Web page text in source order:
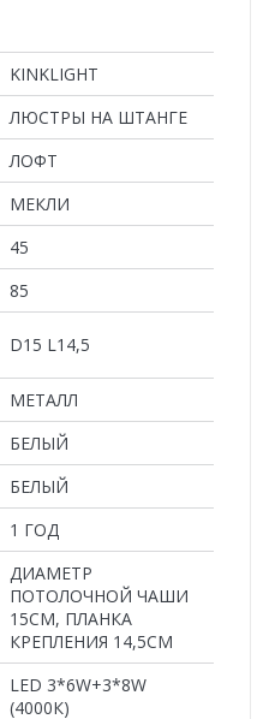
KINKLIGHT
ЛЮСТРЫ НА ШТАНГЕ
ЛОФТ
МЕКЛИ
45
85
D15 L14,5
МЕТАЛЛ
БЕЛЫЙ
БЕЛЫЙ
1 ГОД
ДИАМЕТР
ПОТОЛОЧНОЙ ЧАШИ
15СМ, ПЛАНКА
КРЕПЛЕНИЯ 14,5СМ
LED 3*6W+3*8W
(4000К)